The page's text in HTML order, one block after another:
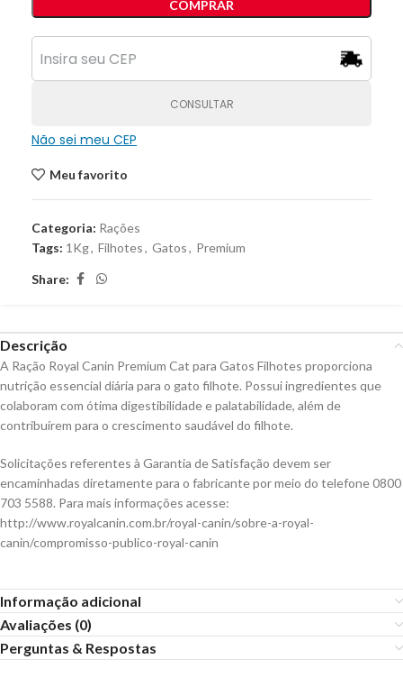
COMPRAR
CONSULTAR
Não sei meu CEP
Meu favorito
Categoria: Rações
Tags: 1Kg, Filhotes, Gatos, Premium
Share:
Descrição
A Ração Royal Canin Premium Cat para Gatos Filhotes proporciona
nutrição essencial diária para o gato filhote. Possui ingredientes que
colaboram com ótima digestibilidade e palatabilidade, além de
contribuírem para o crescimento saudável do filhote.
Solicitações referentes à Garantia de Satisfação devem ser
encaminhadas diretamente para o fabricante por meio do telefone 0800
703 5588. Para mais informações acesse:
http://www.royalcanin.com.br/royal-canin/sobre-a-royal-
canin/compromisso-publico-royal-canin
Informação adicional
Avaliações (0)
Perguntas & Respostas